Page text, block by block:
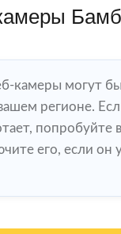
камеры могут
регионе.
попробуйте
его, если он